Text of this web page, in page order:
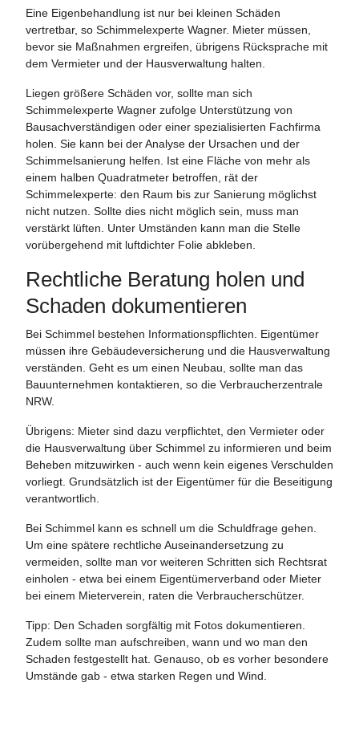
Eine Eigenbehandlung ist nur bei kleinen Schäden
vertretbar, so Schimmelexperte Wagner. Mieter müssen,
bevor sie Maßnahmen ergreifen, übrigens Rücksprache mit
dem Vermieter und der Hausverwaltung halten.
Liegen größere Schäden vor, sollte man sich
Schimmelexperte Wagner zufolge Unterstützung von
Bausachverständigen oder einer spezialisierten Fachfirma
holen. Sie kann bei der Analyse der Ursachen und der
Schimmelsanierung helfen. Ist eine Fläche von mehr als
einem halben Quadratmeter betroffen, rät der
Schimmelexperte: den Raum bis zur Sanierung möglichst
nicht nutzen. Sollte dies nicht möglich sein, muss man
verstärkt lüften. Unter Umständen kann man die Stelle
vorübergehend mit luftdichter Folie abkleben.
Rechtliche Beratung holen und
Schaden dokumentieren
Bei Schimmel bestehen Informationspflichten. Eigentümer
müssen ihre Gebäudeversicherung und die Hausverwaltung
verständen. Geht es um einen Neubau, sollte man das
Bauunternehmen kontaktieren, so die Verbraucherzentrale
NRW.
Übrigens: Mieter sind dazu verpflichtet, den Vermieter oder
die Hausverwaltung über Schimmel zu informieren und beim
Beheben mitzuwirken - auch wenn kein eigenes Verschulden
vorliegt. Grundsätzlich ist der Eigentümer für die Beseitigung
verantwortlich.
Bei Schimmel kann es schnell um die Schuldfrage gehen.
Um eine spätere rechtliche Auseinandersetzung zu
vermeiden, sollte man vor weiteren Schritten sich Rechtsrat
einholen - etwa bei einem Eigentümerverband oder Mieter
bei einem Mieterverein, raten die Verbraucherschützer.
Tipp: Den Schaden sorgfältig mit Fotos dokumentieren.
Zudem sollte man aufschreiben, wann und wo man den
Schaden festgestellt hat. Genauso, ob es vorher besondere
Umstände gab - etwa starken Regen und Wind.